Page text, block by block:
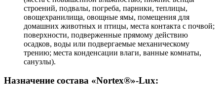
строений, подвалы, погреба, парники, теплицы,
овощехранилища, овощные ямы, помещения для
домашних животных и птицы, места контакта с почвой;
поверхности, подверженные прямому действию
осадков, воды или подвергаемые механическому
трению; места конденсации влаги, ванные комнаты,
санузлы).
Назначение состава «Nortex®»-Lux: